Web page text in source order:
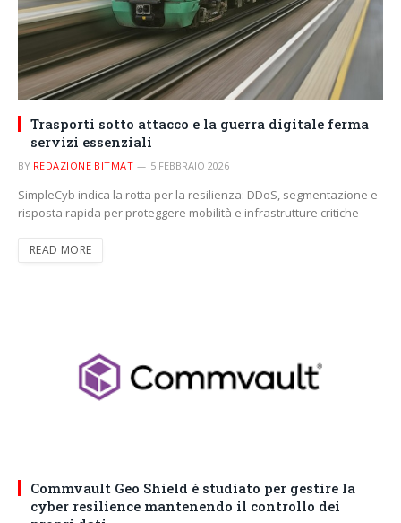
Trasporti sotto attacco e la guerra digitale ferma
servizi essenziali
BY REDAZIONE BITMAT 5 FEBBRAIO 2026
SimpleCyb indica la rotta per la resilienza: DDoS, segmentazione e
risposta rapida per proteggere mobilità e infrastrutture critiche
READ MORE
Commvault Geo Shield è studiato per gestire la
cyber resilience mantenendo il controllo dei